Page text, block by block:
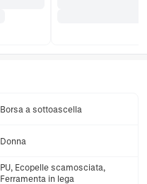
Borsa a sottoascella
Donna
PU, Ecopelle scamosciata,
Ferramenta in lega